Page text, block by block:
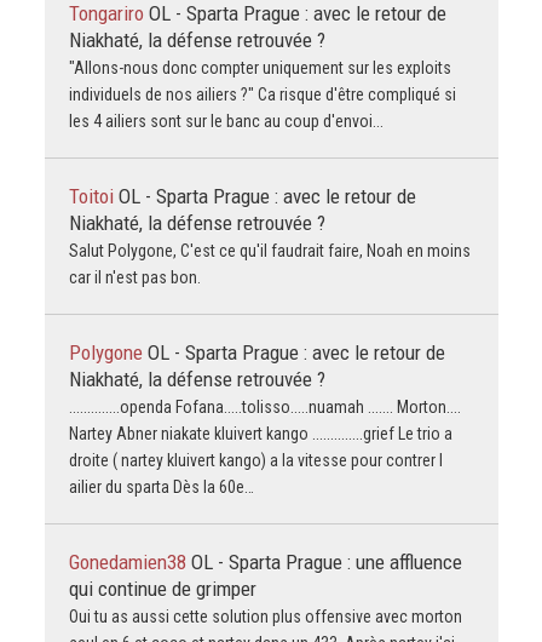
Tongariro OL - Sparta Prague : avec le retour de
Niakhaté, la défense retrouvée ?
"Allons-nous donc compter uniquement sur les exploits
individuels de nos ailiers ?" Ca risque d'être compliqué si
les 4 ailiers sont sur le banc au coup d'envoi...
Toitoi OL - Sparta Prague : avec le retour de
Niakhaté, la défense retrouvée ?
Salut Polygone, C'est ce qu'il faudrait faire, Noah en moins
car il n'est pas bon.
Polygone OL - Sparta Prague : avec le retour de
Niakhaté, la défense retrouvée ?
..............openda Fofana.....tolisso.....nuamah ....... Morton....
Nartey Abner niakate kluivert kango ..............grief Le trio a
droite ( nartey kluivert kango) a la vitesse pour contrer l
ailier du sparta Dès la 60e…
Gonedamien38 OL - Sparta Prague : une affluence
qui continue de grimper
Oui tu as aussi cette solution plus offensive avec morton